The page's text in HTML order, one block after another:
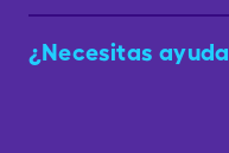
¿Necesitas